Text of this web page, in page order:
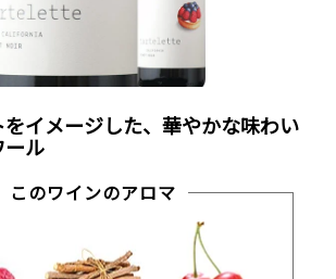
イメージした、 華やかな味わい
ル
このワインのアロマ